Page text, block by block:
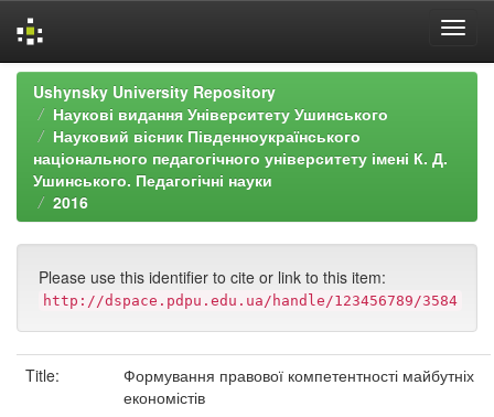
Skip
navigation
Ushynsky University Repository
Наукові видання Університету Ушинського
Науковий вісник Південноукраїнського
національного педагогічного університету імені К. Д.
Ушинського. Педагогічні науки
2016
Please use this identifier to cite or link to this item:
http://dspace.pdpu.edu.ua/handle/123456789/3584
Title:
Формування правової компетентності майбутніх
економістів